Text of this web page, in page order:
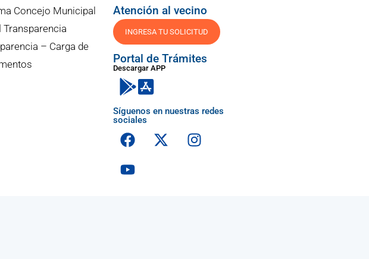
Concejo Municipal
Transparencia
– Carga de
Atención al vecino
INGRESA TU SOLICITUD
Portal de Trámites
Descargar APP
Síguenos en nuestras redes
sociales